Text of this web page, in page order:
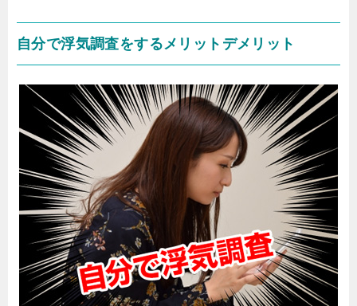
自分で浮気調査をするメリットデメリット